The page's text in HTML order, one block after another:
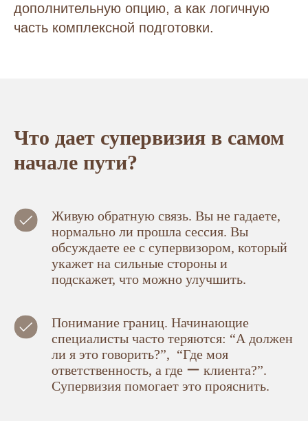
дополнительную опцию, а как логичную
часть комплексной подготовки.
Что дает супервизия в самом
начале пути?
Живую обратную связь. Вы не гадаете,
нормально ли прошла сессия. Вы
обсуждаете ее с супервизором, который
укажет на сильные стороны и
подскажет, что можно улучшить.
Понимание границ. Начинающие
специалисты часто теряются: “А должен
ли я это говорить?”, “Где моя
ответственность, а где ー клиента?”.
Супервизия помогает это прояснить.